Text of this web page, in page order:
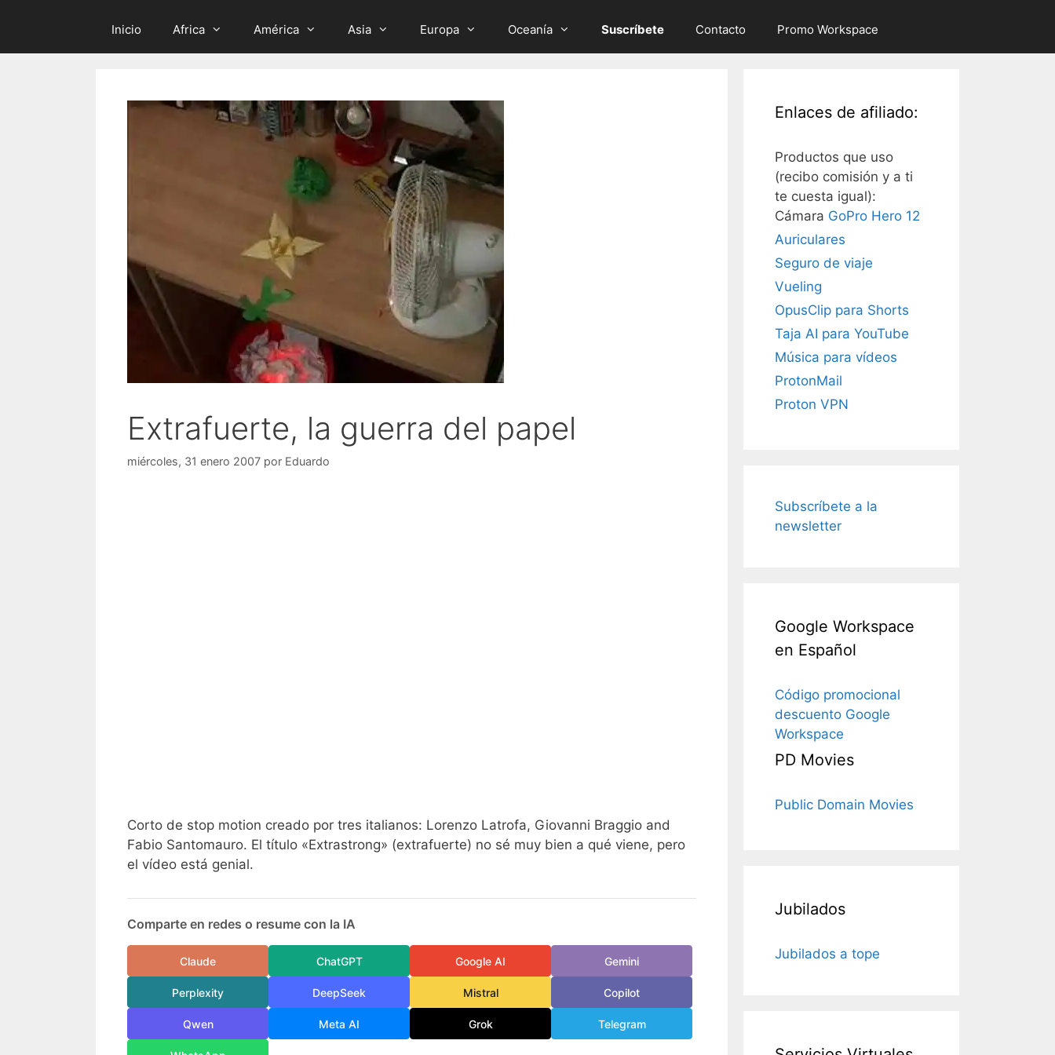
Inicio Africa América Asia Europa Oceanía Suscríbete Contacto Promo Workspace
Extrafuerte, la guerra del papel
miércoles, 31 enero 2007 por Eduardo
Corto de stop motion creado por tres italianos: Lorenzo Latrofa, Giovanni Braggio and
Fabio Santomauro. El título «Extrastrong» (extrafuerte) no sé muy bien a qué viene, pero
el vídeo está genial.
Comparte en redes o resume con la IA
Claude ChatGPT Google AI Gemini
Perplexity DeepSeek Mistral Copilot
Qwen Meta AI Grok Telegram
Enlaces de afiliado:
Productos que uso
(recibo comisión y a ti
te cuesta igual):
Cámara GoPro Hero 12
Auriculares
Seguro de viaje
Vueling
OpusClip para Shorts
Taja AI para YouTube
Música para vídeos
ProtonMail
Proton VPN
Subscríbete a la
newsletter
Google Workspace
en Español
Código promocional
descuento Google
Workspace
PD Movies
Public Domain Movies
Jubilados
Jubilados a tope